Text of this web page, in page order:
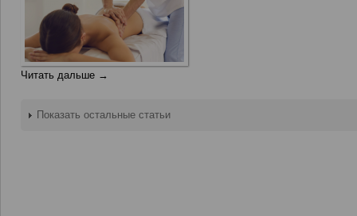
Читать дальше →
Показать остальные статьи